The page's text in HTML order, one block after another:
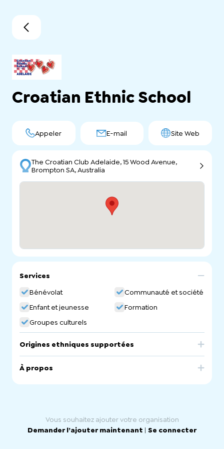
Croatian Ethnic School
Appeler E-mail Site Web
The Croatian Club Adelaide, 15 Wood Avenue,
Brompton SA, Australia
Services
Bénévolat
Communauté et société
Enfant et jeunesse
Formation
Groupes culturels
Origines ethniques supportées
À propos
Vous souhaitez ajouter votre organisation
Demander l’ajouter maintenant | Se connecter